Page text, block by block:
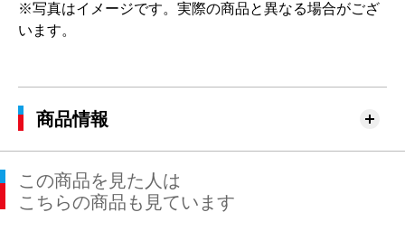
※写真はイメージです。実際の商品と異なる場合がござ
います。
商品情報
この商品を見た人は
こちらの商品も見ています